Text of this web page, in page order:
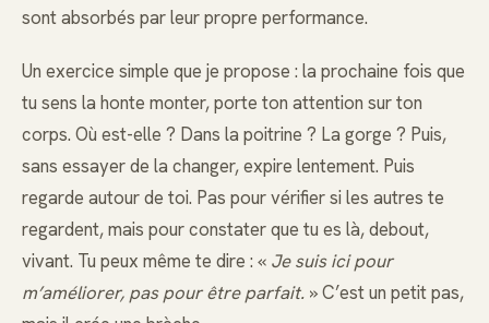
sont absorbés par leur propre performance.
Un exercice simple que je propose : la prochaine fois que
tu sens la honte monter, porte ton attention sur ton
corps. Où est-elle ? Dans la poitrine ? La gorge ? Puis,
sans essayer de la changer, expire lentement. Puis
regarde autour de toi. Pas pour vérifier si les autres te
regardent, mais pour constater que tu es là, debout,
vivant. Tu peux même te dire : « Je suis ici pour
m’améliorer, pas pour être parfait. » C’est un petit pas,